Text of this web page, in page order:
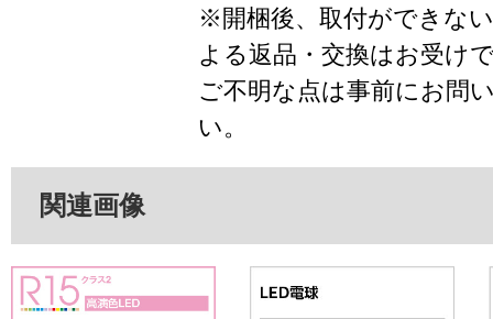
※開梱後、取付ができな
よる返品・交換はお受け
ご不明な点は事前にお問
い。
関連画像